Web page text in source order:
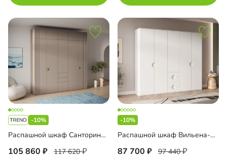
-10%
Распашной шкаф Санторини-5 Лайф с антресолью
105 860 117 620
-10%
Распашной шкаф Вильена-5.2
87 700 97 440